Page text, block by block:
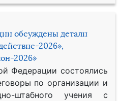
обсуждены детали
2026»,
2026»
Федерации состоялись
по организации и
штабного учения с